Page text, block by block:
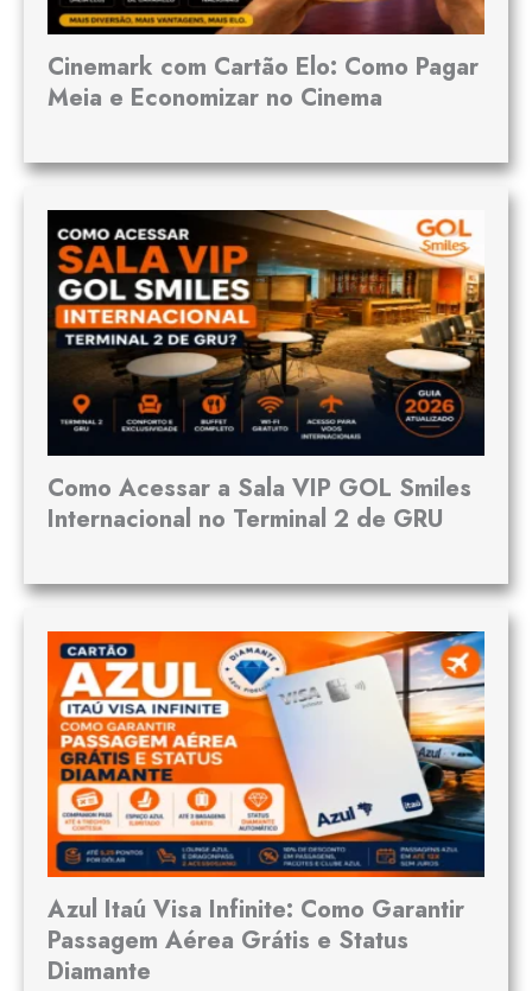
Cinemark com Cartão Elo: Como Pagar
Meia e Economizar no Cinema
Como Acessar a Sala VIP GOL Smiles
Internacional no Terminal 2 de GRU
Azul Itaú Visa Infinite: Como Garantir
Passagem Aérea Grátis e Status
Diamante